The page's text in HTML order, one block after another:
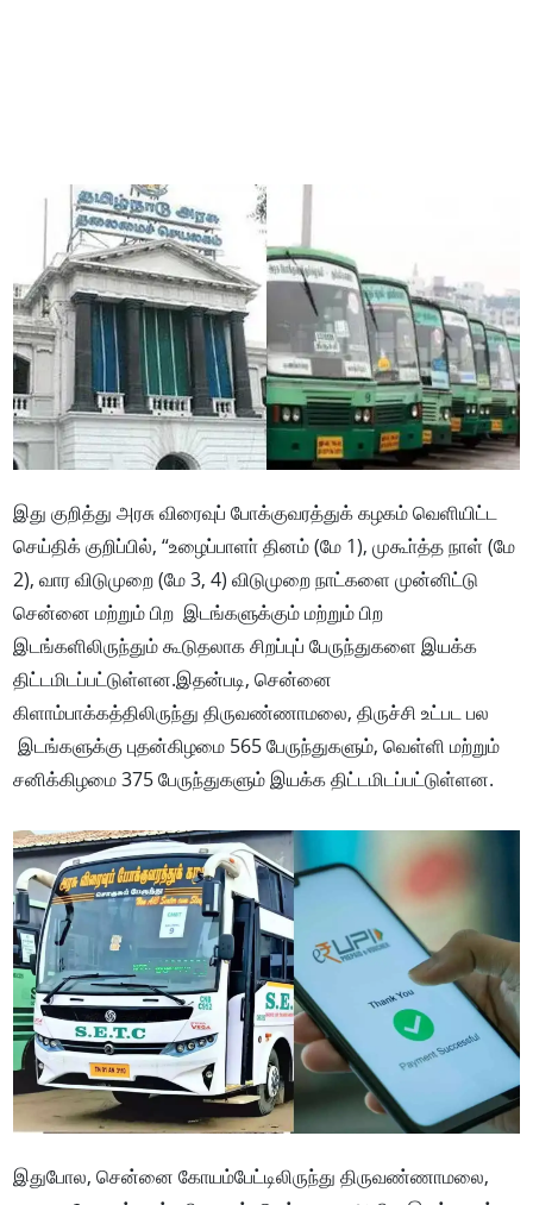
இது குறித்து அரசு விரைவுப் போக்குவரத்துக் கழகம் வெளியிட்ட
செய்திக் குறிப்பில், “உழைப்பாளா் தினம் (மே 1), முகூா்த்த நாள் (மே
2), வார விடுமுறை (மே 3, 4) விடுமுறை நாட்களை முன்னிட்டு
சென்னை மற்றும் பிற இடங்களுக்கும் மற்றும் பிற
இடங்களிலிருந்தும் கூடுதலாக சிறப்புப் பேருந்துகளை இயக்க
திட்டமிடப்பட்டுள்ளன.இதன்படி, சென்னை
கிளாம்பாக்கத்திலிருந்து திருவண்ணாமலை, திருச்சி உட்பட பல
இடங்களுக்கு புதன்கிழமை 565 பேருந்துகளும், வெள்ளி மற்றும்
சனிக்கிழமை 375 பேருந்துகளும் இயக்க திட்டமிடப்பட்டுள்ளன.
இதுபோல, சென்னை கோயம்பேட்டிலிருந்து திருவண்ணாமலை,